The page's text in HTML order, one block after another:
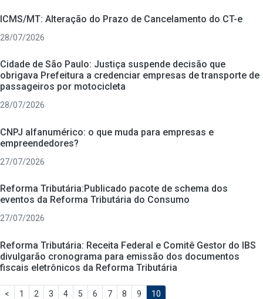
ICMS/MT: Alteração do Prazo de Cancelamento do CT-e
28/07/2026
Cidade de São Paulo: Justiça suspende decisão que
obrigava Prefeitura a credenciar empresas de transporte de
passageiros por motocicleta
28/07/2026
CNPJ alfanumérico: o que muda para empresas e
empreendedores?
27/07/2026
Reforma Tributária:Publicado pacote de schema dos
eventos da Reforma Tributária do Consumo
27/07/2026
Reforma Tributária: Receita Federal e Comitê Gestor do IBS
divulgarão cronograma para emissão dos documentos
fiscais eletrônicos da Reforma Tributária
< 1 2 3 4 5 6 7 8 9 10